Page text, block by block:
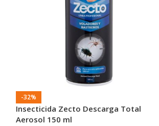
-32%
Insecticida Zecto Descarga Total
Aerosol 150 ml